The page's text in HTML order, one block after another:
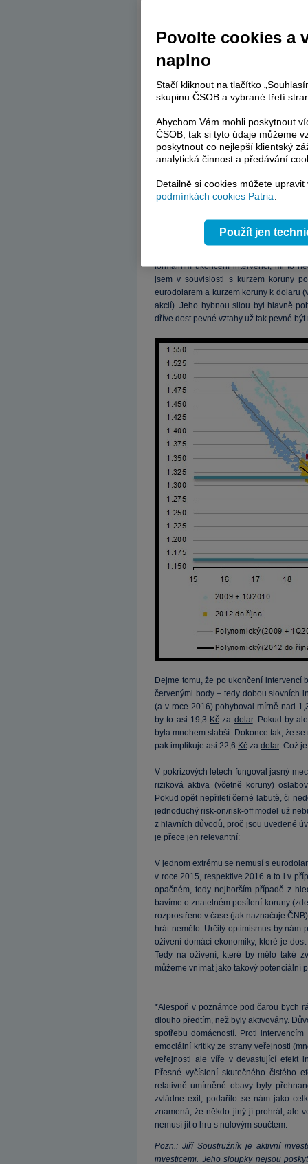
Co se týče koruny, řada čtenářů má
institucionálními a ne tržními silami.
2016, například pan Tomšík tvrdí, že
koruna padesát by u něj
formálním ukončení intervencí, mi to
jsem v souvislosti s kurzem koruny
eurodolarem a kurzem koruny k dolaru
akcií). Jeho hybnou silou byl hlavně
dříve dost pevné vztahy už tak pevné být
Dejme tomu, že po ukončení intervencí
červenými body – tedy dobou slovních
(a v roce 2016) pohyboval mírně nad
by to asi 19,3 Kč za dolar. Pokud by
byla mnohem slabší. Dokonce tak, že
pak implikuje asi 22,6 Kč za dolar. Což
V pokrizových letech fungoval jasný
riziková aktiva (včetně koruny)
Pokud opět nepřiletí černé labutě, či
jednoduchý risk-on/risk-off model už
z hlavních důvodů, proč jsou uvedené
je přece jen relevantní:
V jednom extrému se nemusí s
v roce 2015, respektive 2016 a to i v
opačném, tedy nejhorším případě z
bavíme o znatelném posílení koruny
rozprostřeno v čase (jak naznačuje
hrát nemělo. Určitý optimismus by
oživení domácí ekonomiky, které je
Tedy na oživení, které by mělo také
můžeme vnímat jako takový potenciální
*Alespoň v poznámce pod čarou bych
dlouho předtím, než byly aktivovány.
spotřebu domácností. Proti
emociální kritiky ze strany veřejnosti
veřejnosti ale víře v devastující efekt
Přesné vyčíslení skutečného čistého
relativně umírněné obavy byly
zvládne exit, podařilo se nám jako
znamená, že někdo jiný jí prohrál, ale
nemusí jít o hru s nulovým součtem.
Pozn.: Jiří Soustružník je aktivní
investicemi. Jeho sloupky nejsou
Povolte cookies a
naplno
Stačí kliknout na tlačítko
skupinu ČSOB a vybrané třetí
Abychom Vám mohli poskytnout
ČSOB, tak si tyto údaje můžeme
poskytnout co nejlepší klientský
analytická činnost a předávání
Detailně si cookies můžete
podmínkách cookies Patria.
Použít jen